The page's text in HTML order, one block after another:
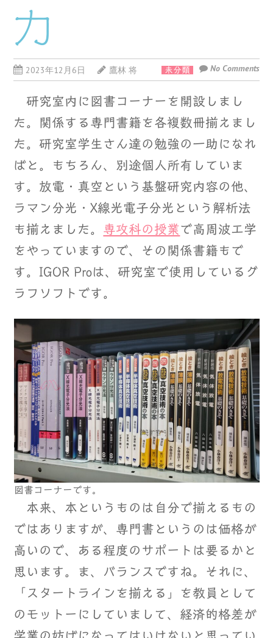
力
2023年12月6日 鷹林 将 未分類 No Comments
研究室内に図書コーナーを開設しまし
た。関係する専門書籍を各複数冊揃えまし
た。研究室学生さん達の勉強の一助になれ
ばと。もちろん、別途個人所有していま
す。放電・真空という基盤研究内容の他、
ラマン分光・X線光電子分光という解析法
も揃えました。 専攻科の授業で高周波工学
をやっていますので、その関係書籍もで
す。IGOR Proは、研究室で使用しているグ
ラフソフトです。
図書コーナーです。
本来、本というものは自分で揃えるもの
ではありますが、専門書というのは価格が
高いので、ある程度のサポートは要るかと
思います。ま、バランスですね。それに、
「スタートラインを揃える」を教員として
のモットーにしていまして、経済的格差が
学業の妨げになってはいけないと思ってい